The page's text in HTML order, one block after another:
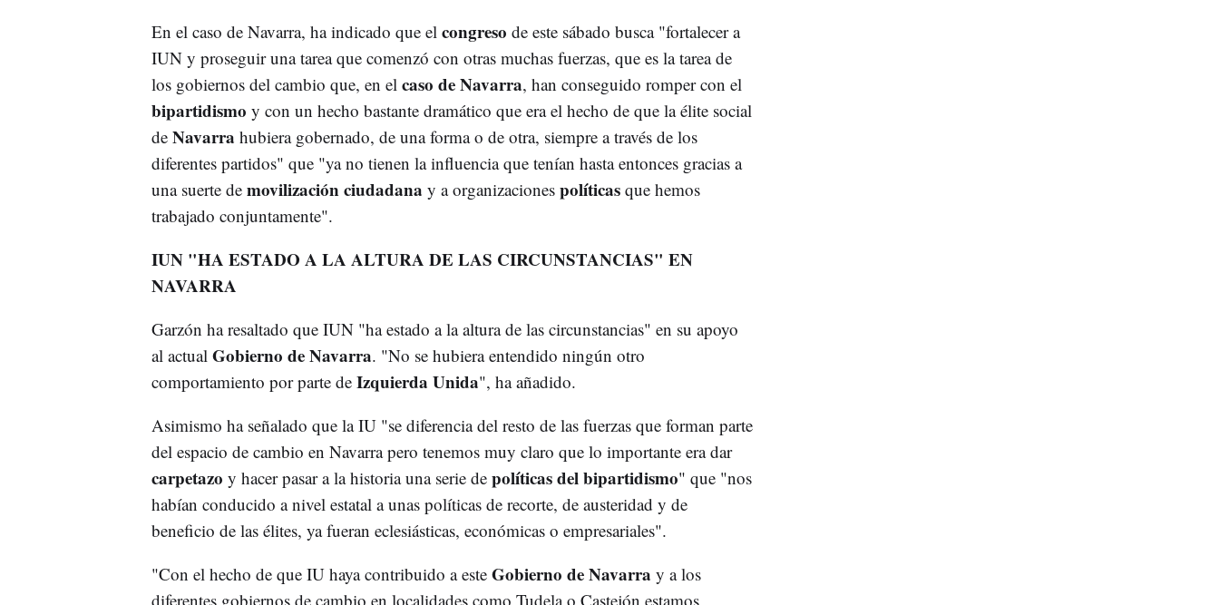
En el caso de Navarra, ha indicado que el congreso de este sábado busca "fortalecer a
IUN y proseguir una tarea que comenzó con otras muchas fuerzas, que es la tarea de
los gobiernos del cambio que, en el caso de Navarra, han conseguido romper con el
bipartidismo y con un hecho bastante dramático que era el hecho de que la élite social
de Navarra hubiera gobernado, de una forma o de otra, siempre a través de los
diferentes partidos" que "ya no tienen la influencia que tenían hasta entonces gracias a
una suerte demovilización ciudadana y a organizaciones políticasque hemos
trabajado conjuntamente".
IUN "HA ESTADO A LA ALTURA DE LAS CIRCUNSTANCIAS" EN
NAVARRA
Garzón ha resaltado que IUN "ha estado a la altura de las circunstancias" en su apoyo
al actual Gobierno de Navarra. "No se hubiera entendido ningún otro
comportamiento por parte deIzquierda Unida", ha añadido.
Asimismo ha señalado que la IU "se diferencia del resto de las fuerzas que forman parte
del espacio de cambio en Navarra pero tenemos muy claro que lo importante era dar
carpetazo y hacer pasar a la historia una serie de políticas del bipartidismo" que "nos
habían conducido a nivel estatal a unas políticas de recorte, de austeridad y de
beneficio de las élites, ya fueran eclesiásticas, económicas o empresariales".
"Con el hecho de que IU haya contribuido a este Gobierno de Navarra y a los
diferentes gobiernos de cambio en localidades como Tudela o Castejón estamos